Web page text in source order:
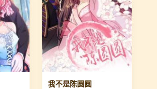
我不是陈圆圆